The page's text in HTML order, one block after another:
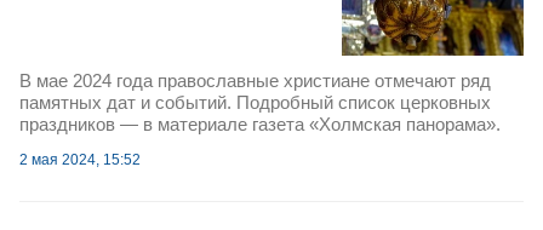
В мае 2024 года православные христиане отмечают ряд
памятных дат и событий. Подробный список церковных
праздников — в материале газета «Холмская панорама».
2 мая 2024, 15:52